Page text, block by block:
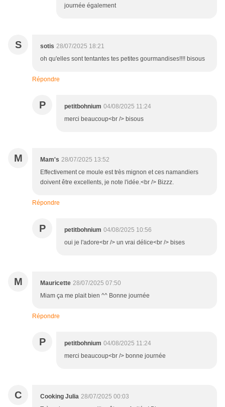
journée également
S sotis 28/07/2025 18:21
oh qu'elles sont tentantes tes petites gourmandises!!!! bisous
Répondre
P petitbohnium 04/08/2025 11:24
merci beaucoup<br /> bisous
M Mam's 28/07/2025 13:52
Effectivement ce moule est très mignon et ces namandiers
doivent être excellents, je note l'idée.<br /> Bizzz.
Répondre
P petitbohnium 04/08/2025 10:56
oui je l'adore<br /> un vrai délice<br /> bises
M Mauricette 28/07/2025 07:50
Miam ça me plait bien ^^ Bonne journée
Répondre
P petitbohnium 04/08/2025 11:24
merci beaucoup<br /> bonne journée
C Cooking Julia 28/07/2025 00:03